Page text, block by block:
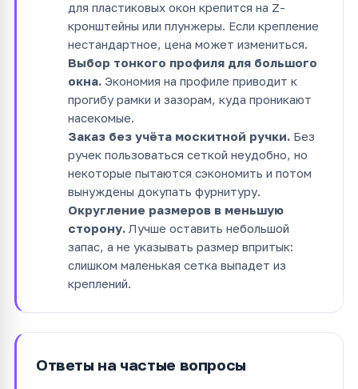
для пластиковых окон крепится на Z-
кронштейны или плунжеры. Если крепление
нестандартное, цена может измениться.
Выбор тонкого профиля для большого
окна. Экономия на профиле приводит к
прогибу рамки и зазорам, куда проникают
насекомые.
Заказ без учёта москитной ручки. Без
ручек пользоваться сеткой неудобно, но
некоторые пытаются сэкономить и потом
вынуждены докупать фурнитуру.
Округление размеров в меньшую
сторону. Лучше оставить небольшой
запас, а не указывать размер впритык:
слишком маленькая сетка выпадет из
креплений.
Ответы на частые вопросы